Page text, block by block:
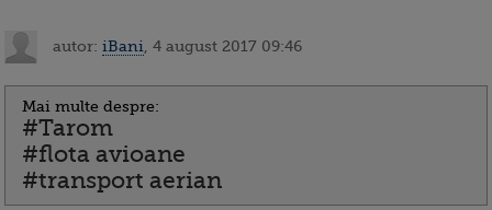
autor: iBani , 4 august 2017 09:46
Mai multe despre:
#Tarom
#flota avioane
#transport aerian